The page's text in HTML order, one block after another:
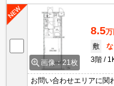
画像：21枚
8.5万
敷
3階
お問い合わせエリアに関